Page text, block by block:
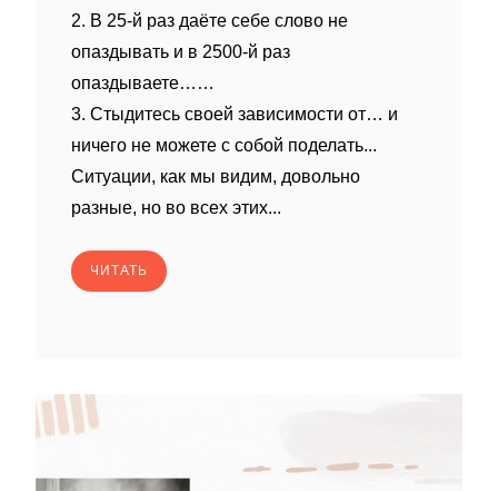
2. В 25-й раз даёте себе слово не
опаздывать и в 2500-й раз
опаздываете……
3. Стыдитесь своей зависимости от… и
ничего не можете с собой поделать...
Ситуации, как мы видим, довольно
разные, но во всех этих...
ЧИТАТЬ